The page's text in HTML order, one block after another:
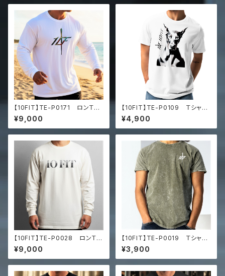
【10FIT】TE-P0171 ロンＴ
トレーニング 筋トレ 長袖シャ
ツ 10FITアートデザイン Pr
emium heavyweight long s
¥9,000
【10FIT】TE-P0109 Ｔシャ
ツ トレーニング 筋トレ
白 ホワイト Unisex staple
eco t-shirt
¥4,900
【10FIT】TE-P0028 ロンＴ
トレーニング 筋トレ 長袖シャ
ツ 10FITアートデザイン Pr
emium heavyweight long s
¥9,000
【10FIT】TE-P0019 Ｔシャ
ツ Denim T-Shirt
¥3,900